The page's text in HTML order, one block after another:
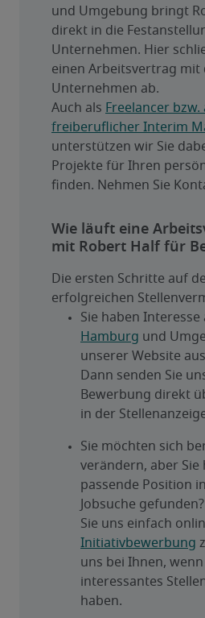
und Umgebung bringt
direkt in die
Unternehmen. Hier
einen Arbeitsvertrag mit
Unternehmen ab.
Auch als Freelancer bzw.
freiberuflicher Interim
unterstützen wir Sie
Projekte für Ihren
finden. Nehmen Sie
Wie läuft eine
mit Robert Half für
Die ersten Schritte auf
erfolgreichen
Sie haben Interesse
Hamburg und
unserer Website
Dann senden Sie
Bewerbung direkt
in der
Sie möchten sich
verändern, aber Sie
passende Position
Jobsuche
Initiativbewerbung
uns bei Ihnen,
interessantes
haben.